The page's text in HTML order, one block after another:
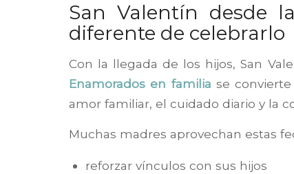
San Valentín desde
diferente de celebrarlo
Con la llegada de los hijos, San
Enamorados en familia se
amor familiar, el cuidado diario y la
Muchas madres aprovechan estas
reforzar vínculos con sus hijos